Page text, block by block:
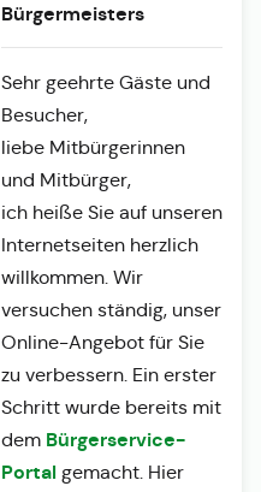
Bürgermeisters
Sehr geehrte Gäste und
Besucher,
liebe Mitbürgerinnen
und Mitbürger,
ich heiße Sie auf unseren
Internetseiten herzlich
willkommen. Wir
versuchen ständig, unser
Online-Angebot für Sie
zu verbessern. Ein erster
Schritt wurde bereits mit
dem Bürgerservice-
Portalgemacht. Hier